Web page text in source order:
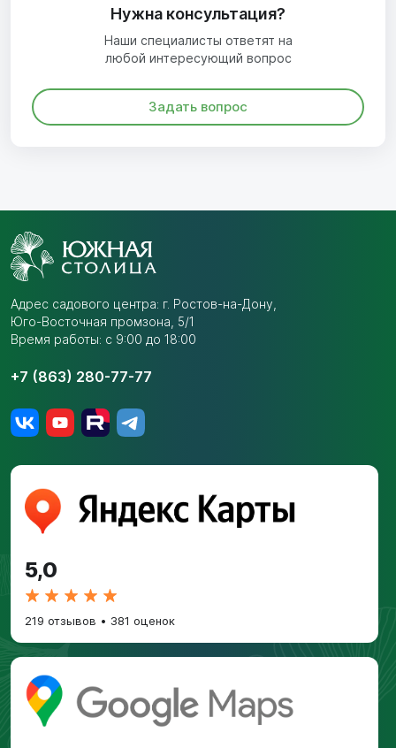
Нужна консультация?
Наши специалисты ответят на
любой интересующий вопрос
Задать вопрос
Адрес садового центра: г. Ростов-на-Дону,
Юго-Восточная промзона, 5/1
Время работы: с 9:00 до 18:00
+7 (863) 280-77-77
5,0
219 отзывов • 381 оценок